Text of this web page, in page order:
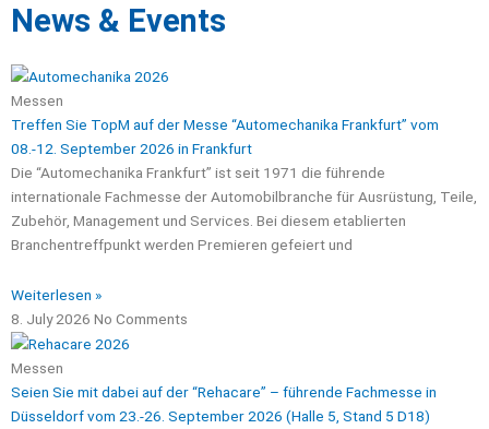
News & Events
Messen
Treffen Sie TopM auf der Messe “Automechanika Frankfurt” vom
08.-12. September 2026 in Frankfurt
Die “Automechanika Frankfurt” ist seit 1971 die führende
internationale Fachmesse der Automobilbranche für Ausrüstung, Teile,
Zubehör, Management und Services. Bei diesem etablierten
Branchentreffpunkt werden Premieren gefeiert und
Weiterlesen »
8. July 2026 No Comments
Messen
Seien Sie mit dabei auf der “Rehacare” – führende Fachmesse in
Düsseldorf vom 23.-26. September 2026 (Halle 5, Stand 5 D18)